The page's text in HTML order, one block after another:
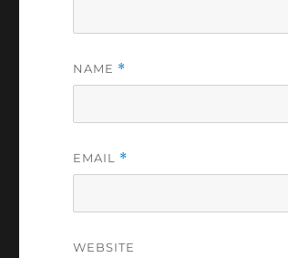
NAME *
EMAIL *
WEBSITE